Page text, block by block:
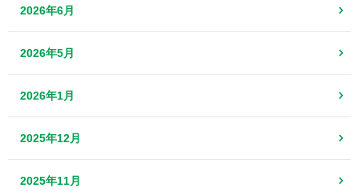
2026年6月
2026年5月
2026年1月
2025年12月
2025年11月